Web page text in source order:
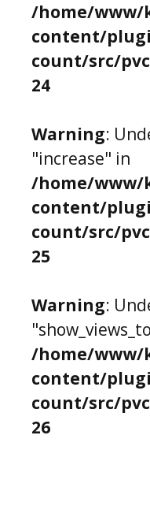
/home/www/
content/
count/src/
24
Warning:
"increase" in
/home/www/
content/
count/src/
25
Warning:
/home/www/
content/
count/src/
26